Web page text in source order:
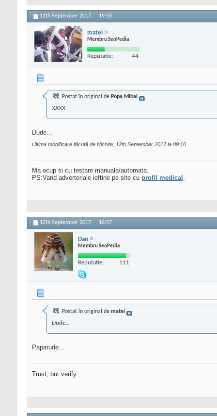
11th September 2017, 19:50
matei
Membru SeoPedia
Reputatie: 44
Postat în original de Popa Mihai
XXXX
Dude...
Ultima modificare făcută de Nichita; 12th September 2017 la 09:10
Ma ocup si cu testare manuala/automata.
PS:Vand advertoriale ieftine pe site cu profil medical .
12th September 2017, 16:57
Dan
Membru SeoPedia
Reputatie: 111
Postat în original de matei
Dude...
Paparude...
Trust, but verify.